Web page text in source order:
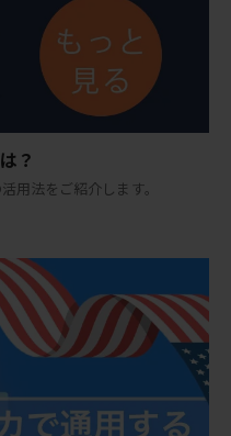
？
用法をご紹介します。